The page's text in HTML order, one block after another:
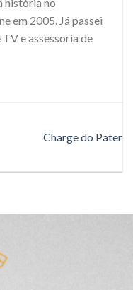
em 2005. Já passei
e assessoria de
Charge do Pater